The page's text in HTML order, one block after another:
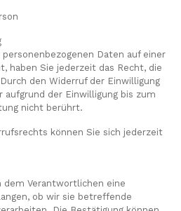
Daten auf einer
haben Sie jederzeit das Recht, die
den Widerruf der Einwilligung
der Einwilligung bis zum
nicht berührt.
können Sie sich jederzeit
Verantwortlichen eine
ob wir sie betreffende